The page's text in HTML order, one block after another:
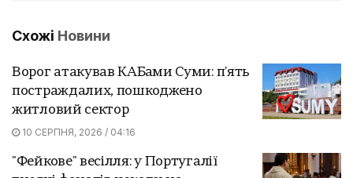
Схожі Новини
Ворог атакував КАБами Суми: п'ять
постраждалих, пошкоджено
житловий сектор
10 СЕРПНЯ, 2026 / 04:16
"Фейкове" весілля: у Португалії